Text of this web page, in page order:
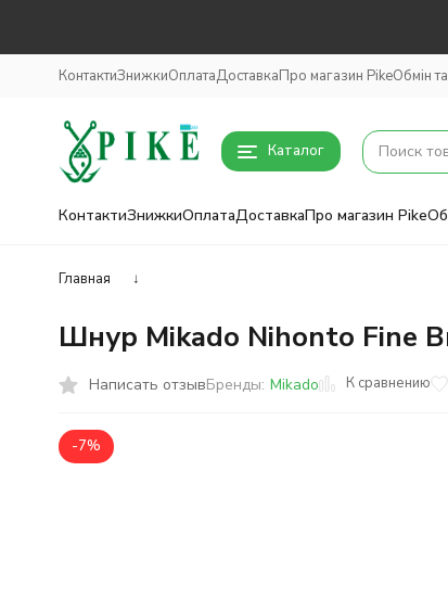
КонтактиЗнижкиОплатаДоставкаПро магазин PikeОбмін
Каталог
КонтактиЗнижкиОплатаДоставкаПро магазин Pike
Главная ↓
Шнур Mikado Nihonto Fine
Написать отзывБренды: Mikado К сравнению
-7%